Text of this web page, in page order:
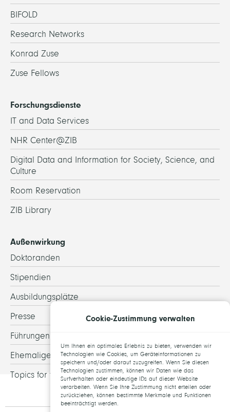
BIFOLD
Research Networks
Konrad Zuse
Zuse Fellows
Forschungsdienste
IT and Data Services
NHR Center@ZIB
Digital Data and Information for Society, Science, and
Culture
Room Reservation
ZIB Library
Außenwirkung
Doktoranden
Stipendien
Ausbildungsplätze
Presse
Führungen
Ehemalige
Topics for theses
Cookie-Zustimmung verwalten
Um Ihnen ein optimales Erlebnis zu bieten, verwenden wir
Technologien wie Cookies, um Geräteinformationen zu
speichern und/oder darauf zuzugreifen. Wenn Sie diesen
Technologien zustimmen, können wir Daten wie das
Surfverhalten oder eindeutige IDs auf dieser Website
verarbeiten. Wenn Sie Ihre Zustimmung nicht erteilen oder
zurückziehen, können bestimmte Merkmale und Funktionen
beeinträchtigt werden.